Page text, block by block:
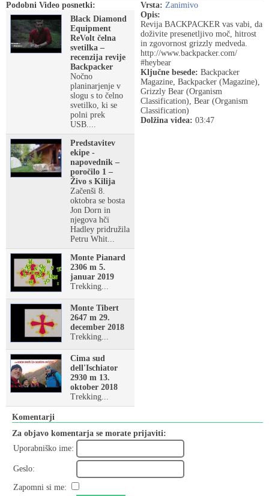
Podobni Video posnetki:
Black Diamond
Equipment
ReVolt čelna
svetilka –
recenzija revije
Backpacker
Nočno
planinarjenje v
slogu s to čelno
svetilko, ki se
polni prek
USB....
Predstavitev
ekipe -
napovednik –
poročilo 1 –
Živo s Kilija
Začenši 8.
oktobra se bosta
Jon Dorn in
njegova hči
Hadley pridružila
Petru Whit...
Monte Pianard
2306 m 5.
januar 2019
Trekking...
Monte Tibert
2647 m 29.
december 2018
Trekking...
Cima sud
dell'Ischiator
2930 m 13.
oktober 2018
Trekking...
Vrsta: Zanimivo
Opis:
Revija BACKPACKER vas vabi, da
doživite presenetljivo moč, hitrost
in zgovornost grizzly medveda.
http://www.backpacker.com/
#heybear
Ključne besede: Backpacker
Magazine, Backpacker (Magazine),
Grizzly Bear (Organism
Classification), Bear (Organism
Classification)
Dolžina videa: 03:47
Komentarji
Za objavo komentarja se morate prijaviti:
Uporabniško ime:
Geslo:
Zapomni si me: